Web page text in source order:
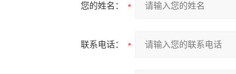
您的姓名：
联系电话：